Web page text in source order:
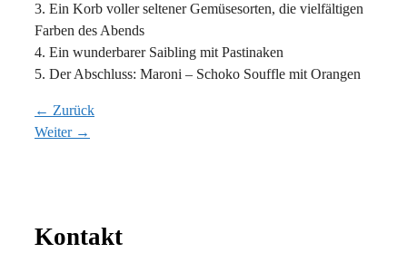
3. Ein Korb voller seltener Gemüsesorten, die vielfältigen
Farben des Abends
4. Ein wunderbarer Saibling mit Pastinaken
5. Der Abschluss: Maroni – Schoko Souffle mit Orangen
← Zurück
Weiter →
Kontakt